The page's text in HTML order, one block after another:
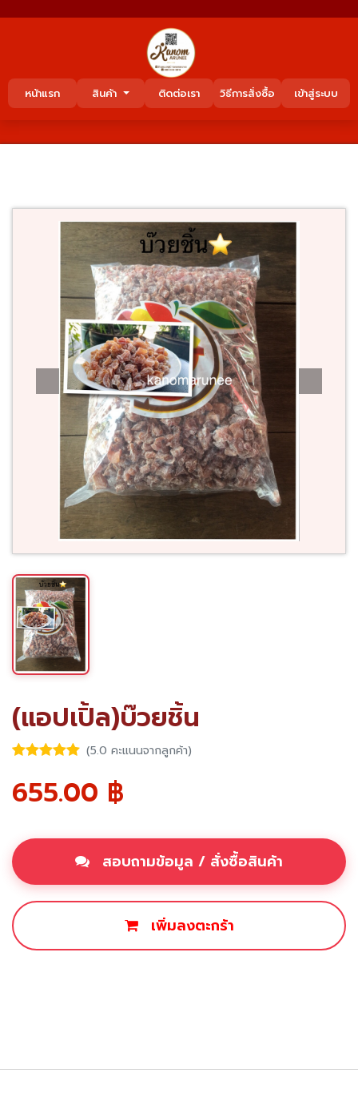
หน้าแรก สินค้า ติดต่อเรา วิธีการสั่งซื้อ เข้าสู่ระบบ
(แอปเปิ้ล)บ๊วยชิ้น
(5.0 คะแนนจากลูกค้า)
655.00 ฿
สอบถามข้อมูล / สั่งซื้อสินค้า
เพิ่มลงตะกร้า